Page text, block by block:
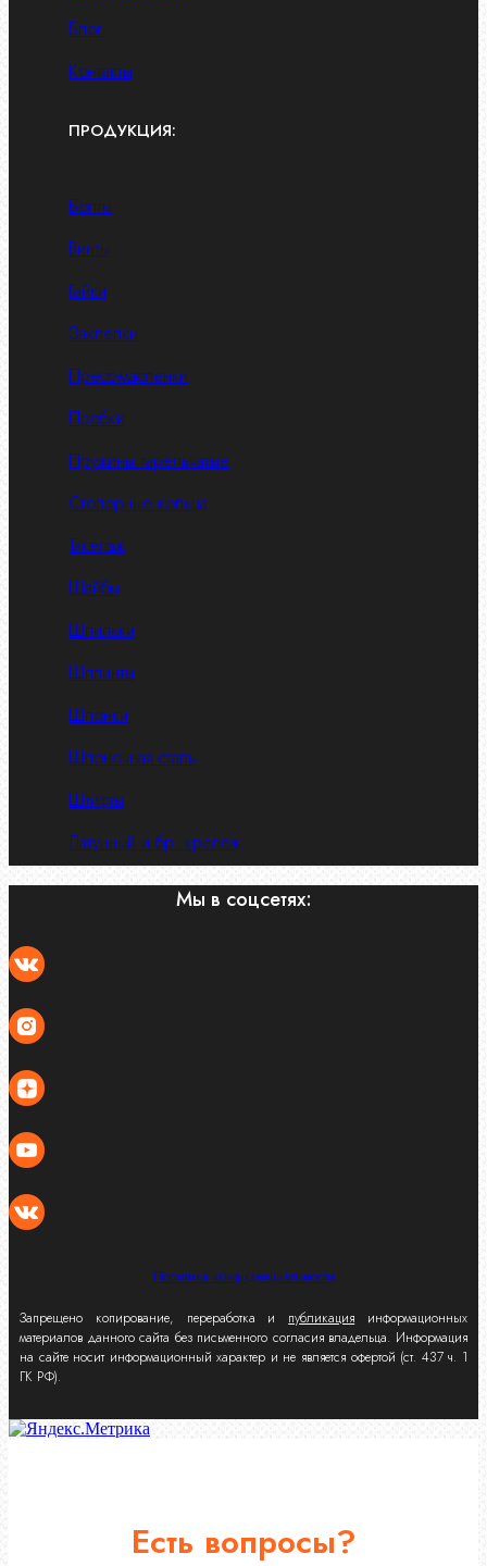
Блог
Контакты
ПРОДУКЦИЯ:
Болты
Винты
Гайки
Заклепки
Пресс-масленки
Пробки
Пружины тарельчатые
Стопорные кольца
Такелаж
Шайбы
Шпильки
Шплинты
Шпонки
Шпоночная сталь
Штифты
Латунный и бр. крепеж
Мы в соцсетях:
Политика конфиденциальности
Запрещено копирование, переработка и публикация информационных
материалов данного сайта без письменного согласия владельца. Информация
на сайте носит информационный характер и не является офертой (ст. 437 ч. 1
ГК РФ).
Есть вопросы?